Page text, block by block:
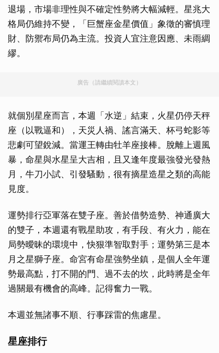
退場，市場非理性與不確定性勢將大幅減輕。星兆大
格局仍維持不變，「巨蟹座金星價值」象徵的審慎理
財、防禦布局仍為主流。投資人宜注意因應、未雨綢
繆。
廣告（請繼續閱讀本文）
就個別星座而言，本週「水逆」結束，火星仍停天秤
座（以戰逼和），天災人禍、謠言滿天、杯弓蛇影等
悲劇可望銳減。當運王轉由牡羊座接棒。脫離上週風
暴，命星與水星呈大吉相，且又逢年度最強發光發熱
月，牛刀小試、引發騷動，很有摘星造星之類的高能
見度。
運勢排行亞軍落在雙子座。善於借勢造勢、神通廣大
的雙子，本週還有戰星助攻，有手段、有火力，能在
局勢曖昧的環境中，快狠準智取對手；運勢第三是本
月之星獅子座。命宮有命星強勢坐鎮，是個人全年運
勢最高點，打不開的門、過不去的坎，此時將是全年
過關最有機會的高峰。記得奮力一戰。
本週並無諸事不順、行事踩雷的焦慮星。
星座排行